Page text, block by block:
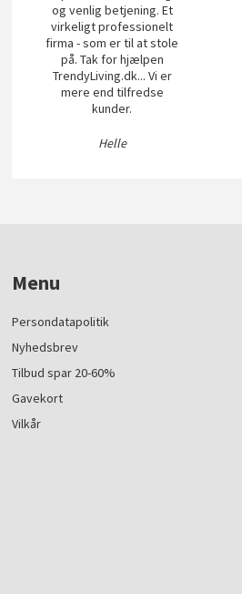
og venlig betjening. Et
virkeligt professionelt
firma - som er til at stole
på. Tak for hjælpen
TrendyLiving.dk... Vi er
mere end tilfredse
kunder.
Helle
Menu
Persondatapolitik
Nyhedsbrev
Tilbud spar 20-60%
Gavekort
Vilkår